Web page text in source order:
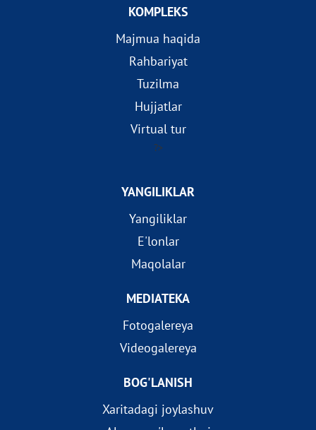
KOMPLEKS
Majmua haqida
Rahbariyat
Tuzilma
Hujjatlar
Virtual tur
?>
YANGILIKLAR
Yangiliklar
E'lonlar
Maqolalar
MEDIATEKA
Fotogalereya
Videogalereya
BOG'LANISH
Xaritadagi joylashuv